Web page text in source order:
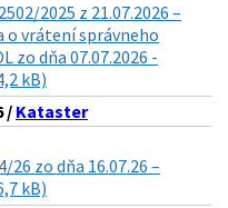
2025 z 21.07.2026 –
o vrátení správneho
zo dňa 07.07.2026 -
kB)
/ Kataster
26 zo dňa 16.07.26 –
kB)